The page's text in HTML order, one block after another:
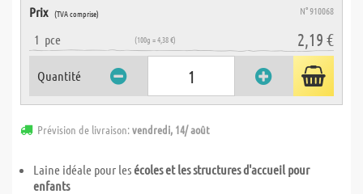
Prix (TVA comprise) N° 910068
1 pce (100g = 4,38 €) 2,19 €
Quantité
Prévision de livraison:vendredi, 14/ août
Laine idéale pour lesécoles et les structures d'accueil pour
enfants